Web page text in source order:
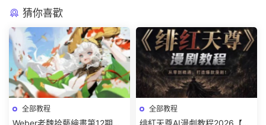
猜你喜歡
全部教程
Weber老魏拾藝繪畫第12期角
全部教程
绯紅天尊AI漫劇教程2026【畫